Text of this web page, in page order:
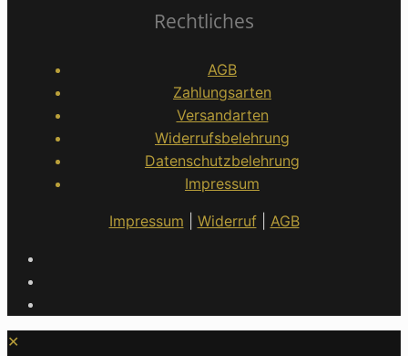
Rechtliches
AGB
Zahlungsarten
Versandarten
Widerrufsbelehrung
Datenschutzbelehrung
Impressum
Impressum Widerruf| AGB
✕